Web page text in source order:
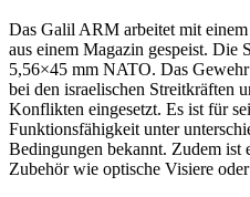
Das Galil ARM arbeitet mit
aus einem Magazin gespeist. Die
5,56×45 mm NATO. Das
bei den israelischen Streitkräften
Konflikten eingesetzt. Es ist für
Funktionsfähigkeit unter
Bedingungen bekannt. Zudem ist
Zubehör wie optische Visiere